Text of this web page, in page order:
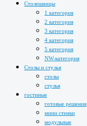
Столешницы
1 категория
2 категория
3 категория
4 категория
5 категория
NW-категория
Столы и стулья
столы
стулья
гостиные
готовые решения
мини стенки
модульные